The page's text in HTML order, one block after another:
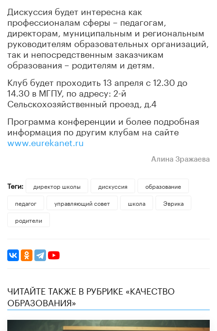
Дискуссия будет интересна как
профессионалам сферы – педагогам,
директорам, муниципальным и региональным
руководителям образовательных организаций,
так и непосредственным заказчикам
образования – родителям и детям.
Клуб будет проходить 13 апреля с 12.30 до
14.30 в МГПУ, по адресу: 2-й
Сельскохозяйственный проезд, д.4
Программа конференции и более подробная
информация по другим клубам на сайте
www.eurekanet.ru
Алина Зражаева
Теги: директор школы дискуссия
образование
педагог
управляющий совет школа
Эврика
родители
ЧИТАЙТЕ ТАКЖЕ В РУБРИКЕ «КАЧЕСТВО
ОБРАЗОВАНИЯ»